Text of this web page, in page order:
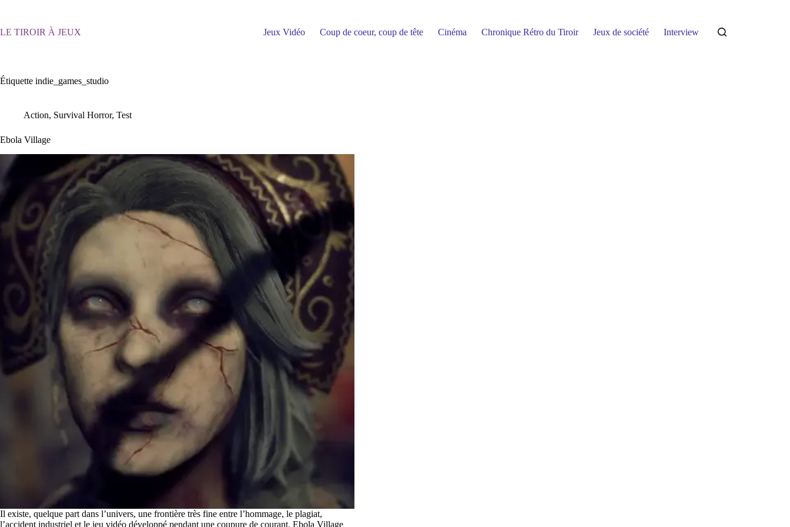
LE TIROIR À JEUX Jeux Vidéo Coup de coeur, coup de tête Cinéma Chronique Rétro du Tiroir Jeux de société Interview
Étiquette indie_games_studio
Action, Survival Horror, Test
Ebola Village
Il existe, quelque part dans l’univers, une frontière très fine entre l’hommage, le plagiat,
l’accident industriel et le jeu vidéo développé pendant une coupure de courant. Ebola Village